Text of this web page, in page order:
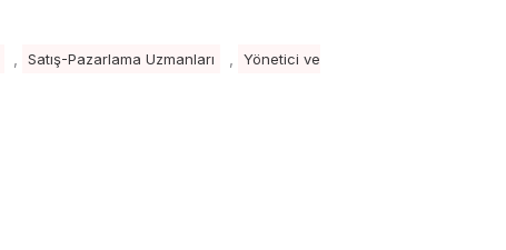
Satış-Pazarlama Uzmanları
Yönetici ve